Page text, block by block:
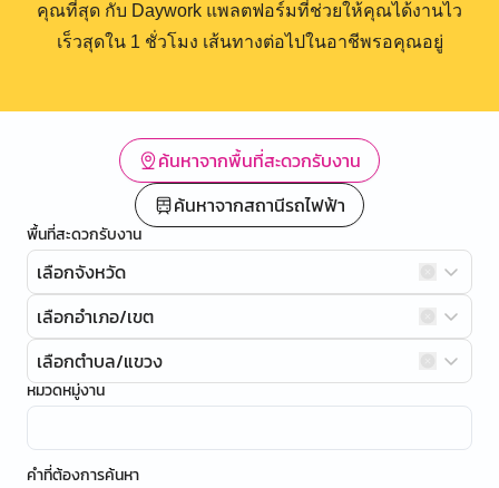
คุณที่สุด กับ Daywork แพลตฟอร์มที่ช่วยให้คุณได้งานไว
เร็วสุดใน 1 ชั่วโมง เส้นทางต่อไปในอาชีพรอคุณอยู่
ค้นหาจากพื้นที่สะดวกรับงาน
ค้นหาจากสถานีรถไฟฟ้า
พื้นที่สะดวกรับงาน
เลือกจังหวัด
เลือกอำเภอ/เขต
เลือกตำบล/แขวง
หมวดหมู่งาน
คำที่ต้องการค้นหา